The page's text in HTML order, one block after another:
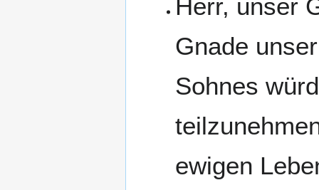
Herr, unser
Gnade
Sohnes
ewigen